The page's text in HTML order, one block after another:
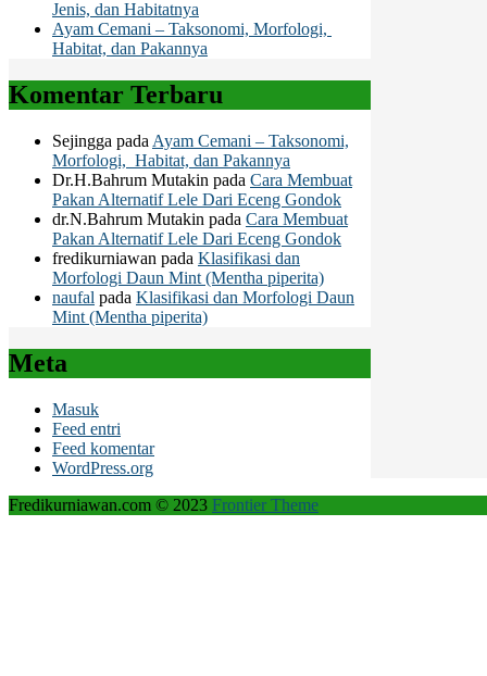
Jenis, dan Habitatnya
Ayam Cemani – Taksonomi, Morfologi,
Habitat, dan Pakannya
Komentar Terbaru
Sejingga pada Ayam Cemani – Taksonomi,
Morfologi, Habitat, dan Pakannya
Dr.H.Bahrum Mutakin pada Cara Membuat
Pakan Alternatif Lele Dari Eceng Gondok
dr.N.Bahrum Mutakin pada Cara Membuat
Pakan Alternatif Lele Dari Eceng Gondok
fredikurniawan pada Klasifikasi dan
Morfologi Daun Mint (Mentha piperita)
naufal pada Klasifikasi dan Morfologi Daun
Mint (Mentha piperita)
Meta
Masuk
Feed entri
Feed komentar
WordPress.org
Fredikurniawan.com © 2023 Frontier Theme